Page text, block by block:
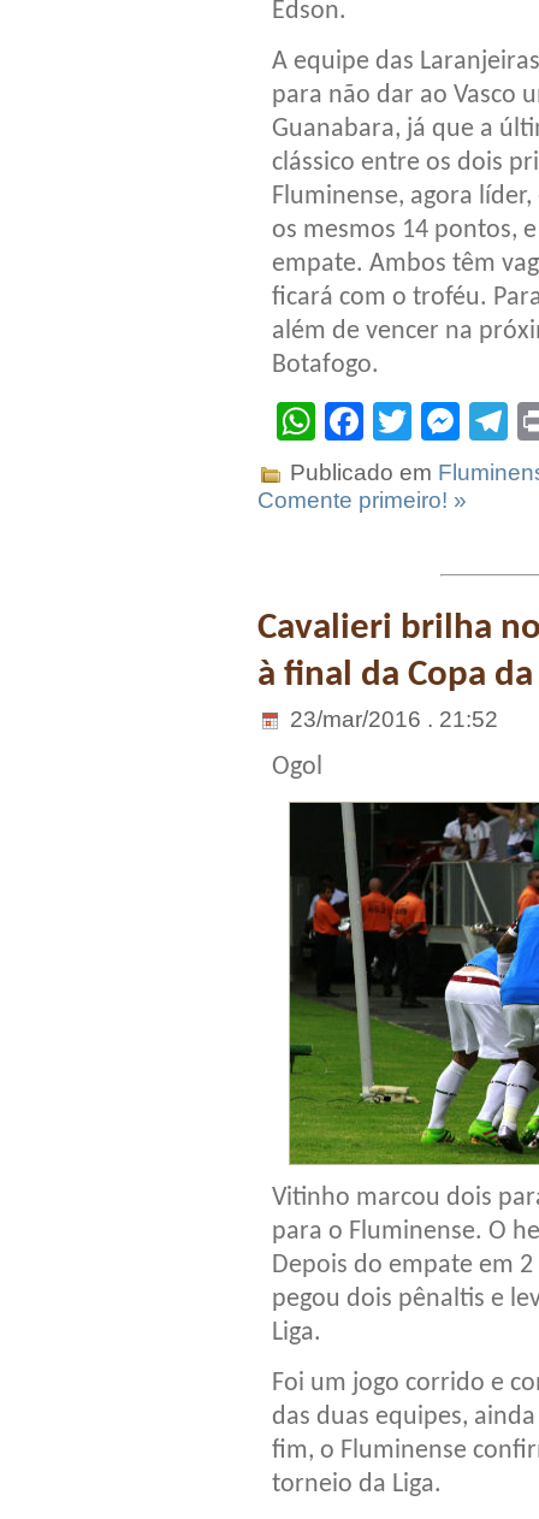
Edson.
A equipe das
para não dar ao Vasco
Guanabara, já que a
clássico entre os dois
Fluminense, agora
os mesmos 14 pontos,
empate. Ambos têm
ficará com o troféu.
além de vencer na
Botafogo.
WhatsApp
Facebook
Twitter
Publicado em
Comente primeiro! »
Cavalieri brilha
à final da Copa
23/mar/2016 . 21:52
Ogol
Vitinho marcou dois
para o Fluminense. O
Depois do empate em
pegou dois pênaltis e
Liga.
Foi um jogo corrido e
das duas equipes,
fim, o Fluminense
torneio da Liga.